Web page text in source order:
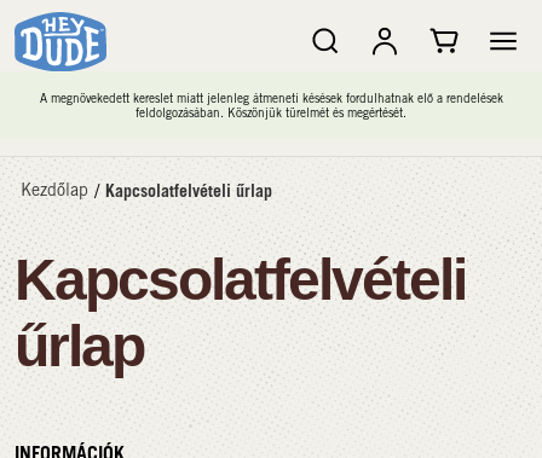
A megnövekedett kereslet miatt jelenleg átmeneti késések fordulhatnak elő a rendelések
feldolgozásában. Köszönjük türelmét és megértését.
Kezdőlap / Kapcsolatfelvételi űrlap
Kapcsolatfelvételi
űrlap
INFORMÁCIÓK